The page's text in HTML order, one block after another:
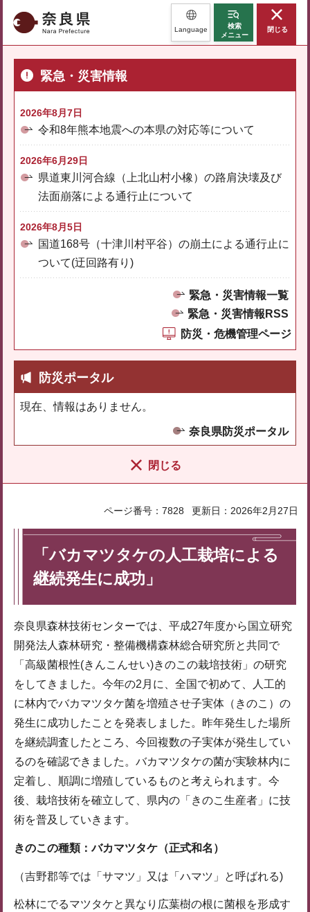
奈良県 Language
検索
メニュー
閉じる
緊急・災害情報
2026年8月7日
令和8年熊本地震への本県の対応等について
2026年6月29日
県道東川河合線（上北山村小橡）の路肩決壊及び
法面崩落による通行止について
2026年8月5日
国道168号（十津川村平谷）の崩土による通行止に
ついて(迂回路有り)
緊急・災害情報一覧
緊急・災害情報RSS
防災・危機管理ページ
防災ポータル
現在、情報はありません。
奈良県防災ポータル
閉じる
ページ番号：7828 更新日：2026年2月27日
「バカマツタケの人工栽培による
継続発生に成功」
奈良県森林技術センターでは、平成27年度から国立研究
開発法人森林研究・整備機構森林総合研究所と共同で
「高級菌根性(きんこんせい)きのこの栽培技術」の研究
をしてきました。今年の2月に、全国で初めて、人工的
に林内でバカマツタケ菌を増殖させ子実体（きのこ）の
発生に成功したことを発表しました。昨年発生した場所
を継続調査したところ、今回複数の子実体が発生してい
るのを確認できました。バカマツタケの菌が実験林内に
定着し、順調に増殖しているものと考えられます。今
後、栽培技術を確立して、県内の「きのこ生産者」に技
術を普及していきます。
きのこの種類：バカマツタケ（正式和名）
（吉野郡等では「サマツ」又は「ハマツ」と呼ばれる)
松林にでるマツタケと異なり広葉樹の根に菌根を形成す